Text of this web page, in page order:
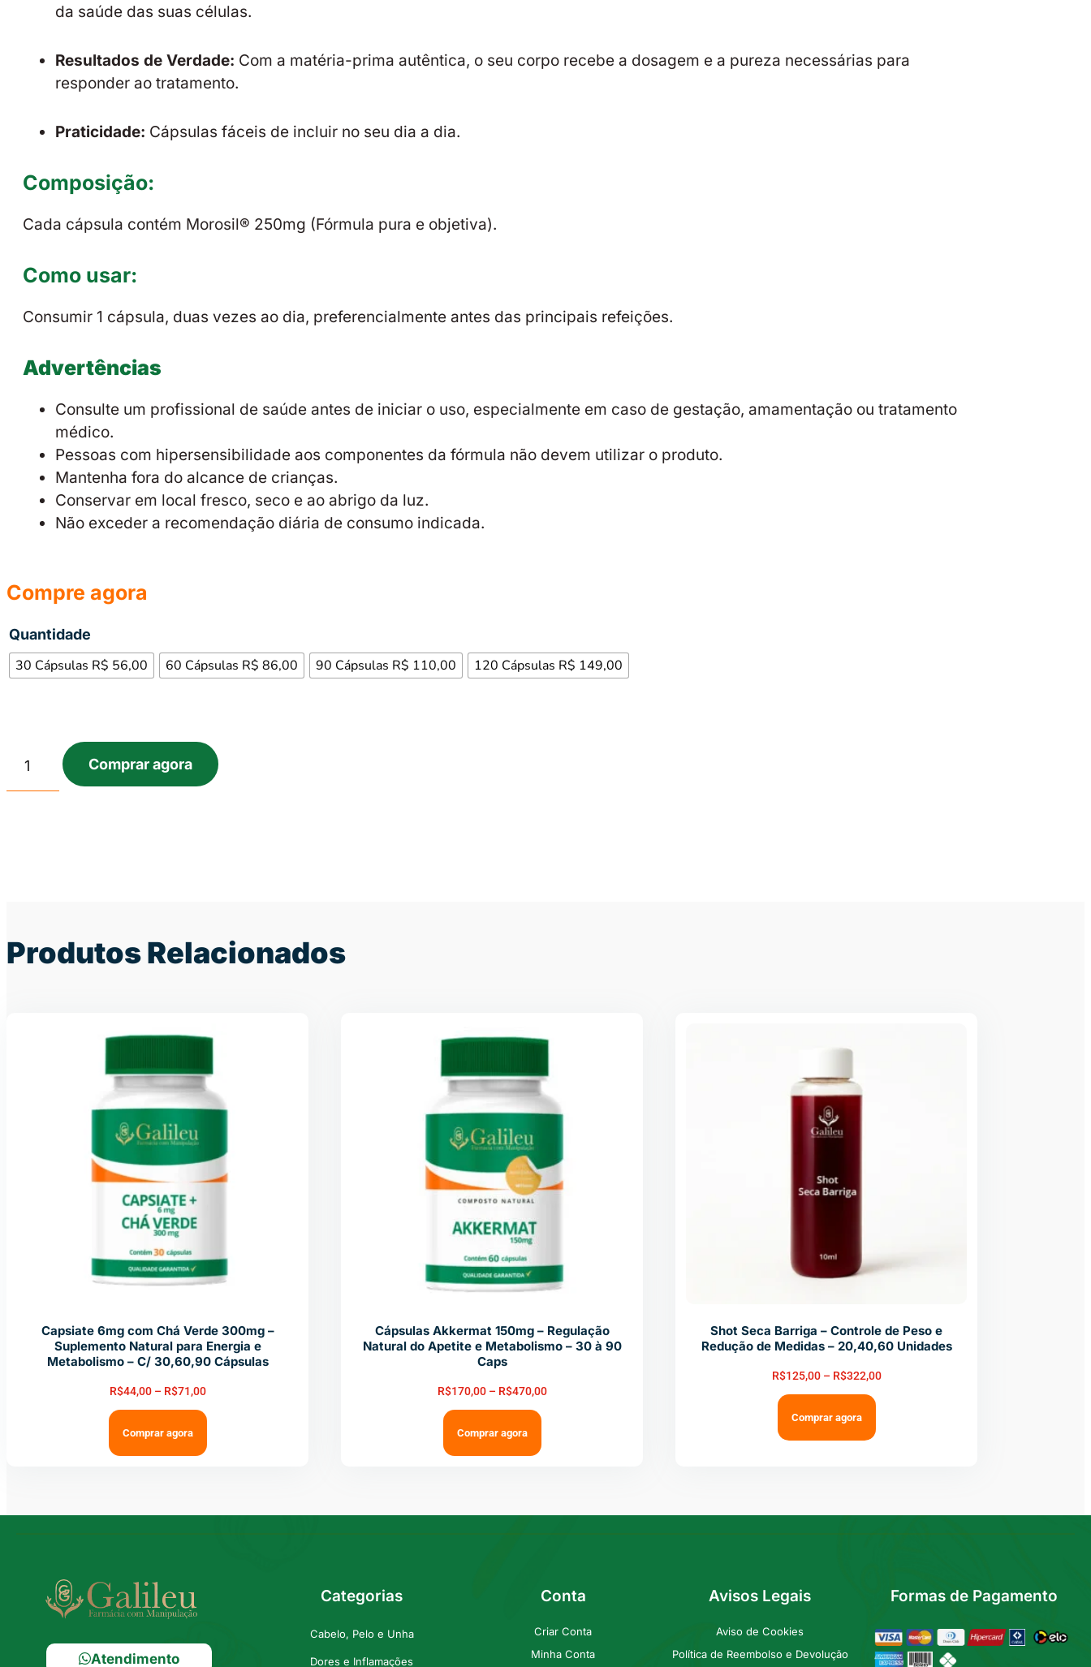
da saúde das suas células.
Resultados de Verdade: Com a matéria-prima autêntica, o seu corpo recebe a dosagem e a pureza necessárias para
responder ao tratamento.
Praticidade: Cápsulas fáceis de incluir no seu dia a dia.
Composição:
Cada cápsula contém Morosil® 250mg (Fórmula pura e objetiva).
Como usar:
Consumir 1 cápsula, duas vezes ao dia, preferencialmente antes das principais refeições.
Advertências
Consulte um profissional de saúde antes de iniciar o uso, especialmente em caso de gestação, amamentação ou tratamento
médico.
Pessoas com hipersensibilidade aos componentes da fórmula não devem utilizar o produto.
Mantenha fora do alcance de crianças.
Conservar em local fresco, seco e ao abrigo da luz.
Não exceder a recomendação diária de consumo indicada.
Compre agora
Quantidade
30 Cápsulas R$ 56,00 60 Cápsulas R$ 86,00 90 Cápsulas R$ 110,00 120 Cápsulas R$ 149,00
Comprar agora
Produtos Relacionados
Capsiate 6mg com Chá Verde 300mg –
Suplemento Natural para Energia e
Metabolismo – C/ 30,60,90 Cápsulas
R$44,00 – R$71,00
Comprar agora
Cápsulas Akkermat 150mg – Regulação
Natural do Apetite e Metabolismo – 30 à 90
Caps
R$170,00 – R$470,00
Comprar agora
Shot Seca Barriga – Controle de Peso e
Redução de Medidas – 20,40,60 Unidades
R$125,00 – R$322,00
Comprar agora
Atendimento
Categorias
Cabelo, Pelo e Unha
Dores e Inflamações
Conta
Criar Conta
Minha Conta
Avisos Legais
Aviso de Cookies
Política de Reembolso e Devolução
Formas de Pagamento